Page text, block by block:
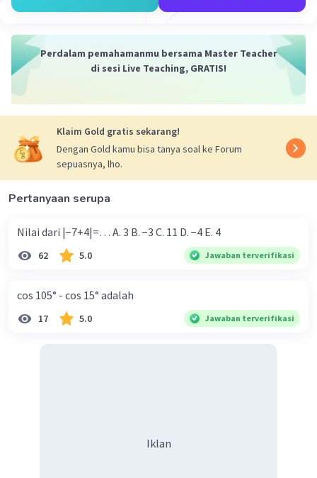
Perdalam pemahamanmu bersama Master Teacher
di sesi Live Teaching, GRATIS!
Klaim Gold gratis sekarang!
Dengan Gold kamu bisa tanya soal ke Forum
sepuasnya, lho.
Pertanyaan serupa
Nilai dari |−7+4|=… A. 3 B. −3 C. 11 D. −4 E. 4
62 5.0 Jawaban terverifikasi
cos 105° - cos 15° adalah
17 5.0 Jawaban terverifikasi
Iklan